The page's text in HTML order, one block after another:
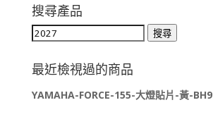
搜尋產品
搜
關
鍵
字:
搜尋
最近檢視過的商品
YAMAHA-FORCE-155-大燈貼片-黃-BH9